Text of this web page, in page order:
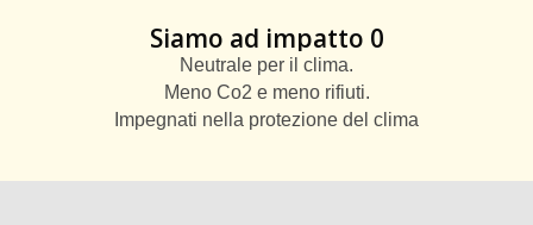
Siamo ad impatto 0
Neutrale per il clima.
Meno Co2 e meno rifiuti.
Impegnati nella protezione del clima